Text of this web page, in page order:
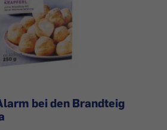
bei den Brandteig